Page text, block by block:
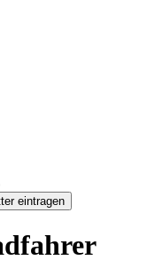
eintragen